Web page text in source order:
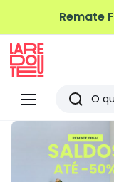
Remate
Menu
Redoute
artigos
vistos